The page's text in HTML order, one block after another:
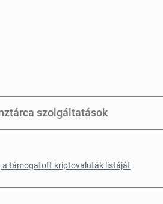
szolgáltatások
a támogatott kriptovaluták listáját